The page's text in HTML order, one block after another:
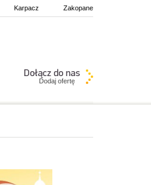
Karpacz Zakopane
Dodaj ofertę